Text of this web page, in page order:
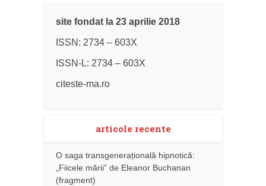
site fondat la 23 aprilie 2018
ISSN: 2734 – 603X
ISSN-L: 2734 – 603X
citeste-ma.ro
articole recente
O saga transgenerațională hipnotică:
„Fiicele mării” de Eleanor Buchanan
(fragment)